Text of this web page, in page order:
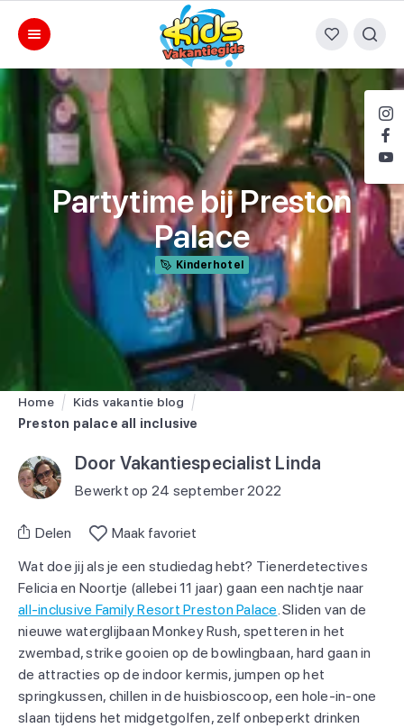
Partytime bij Preston
Palace
Kinderhotel
Home
Kids vakantie blog
Preston palace all inclusive
Door Vakantiespecialist Linda
Bewerkt op 24 september 2022
Delen
Maak favoriet
Wat doe jij als je een studiedag hebt? Tienerdetectives
Felicia en Noortje (allebei 11 jaar) gaan een nachtje naar
all-inclusive Family Resort Preston Palace. Sliden van de
nieuwe waterglijbaan Monkey Rush, spetteren in het
zwembad, strike gooien op de bowlingbaan, hard gaan in
de attracties op de indoor kermis, jumpen op het
springkussen, chillen in de huisbioscoop, een hole-in-one
slaan tijdens het midgetgolfen, zelf onbeperkt drinken